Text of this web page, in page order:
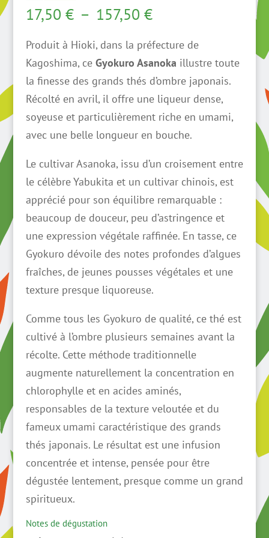
17,50 € – 157,50 €Plage
prix :
17,50 €
à
157,50 €
Produit à Hioki, dans la préfecture de
Kagoshima, ce Gyokuro Asanoka illustre toute
la finesse des grands thés d’ombre japonais.
Récolté en avril, il offre une liqueur dense,
soyeuse et particulièrement riche en umami,
avec une belle longueur en bouche.
Le cultivar Asanoka, issu d’un croisement entre
le célèbre Yabukita et un cultivar chinois, est
apprécié pour son équilibre remarquable :
beaucoup de douceur, peu d’astringence et
une expression végétale raffinée. En tasse, ce
Gyokuro dévoile des notes profondes d’algues
fraîches, de jeunes pousses végétales et une
texture presque liquoreuse.
Comme tous les Gyokuro de qualité, ce thé est
cultivé à l’ombre plusieurs semaines avant la
récolte. Cette méthode traditionnelle
augmente naturellement la concentration en
chlorophylle et en acides aminés,
responsables de la texture veloutée et du
fameux umami caractéristique des grands
thés japonais. Le résultat est une infusion
concentrée et intense, pensée pour être
dégustée lentement, presque comme un grand
spiritueux.
Notes de dégustation